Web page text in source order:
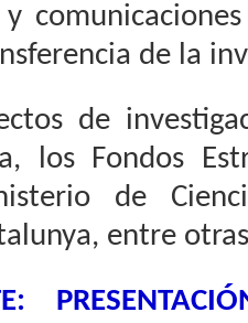
de la
de
los Fondos
de
entre